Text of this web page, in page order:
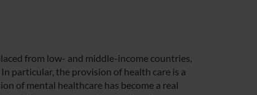
from low- and middle-income countries,
particular, the provision of health care is a
of mental healthcare has become a real